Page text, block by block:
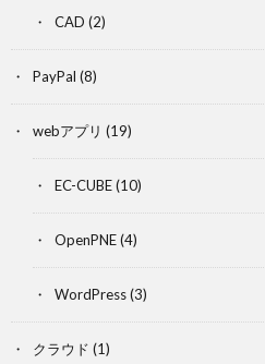
CAD (2)
PayPal (8)
webアプリ (19)
EC-CUBE(10)
OpenPNE(4)
WordPress(3)
クラウド (1)